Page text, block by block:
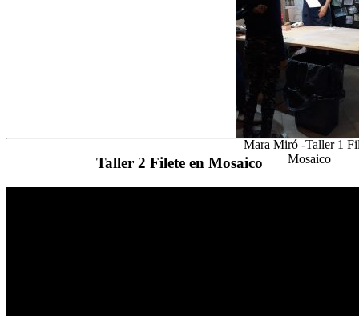
Mara Miró -Taller 1
Mosaico
Taller 2 Filete en Mosaico